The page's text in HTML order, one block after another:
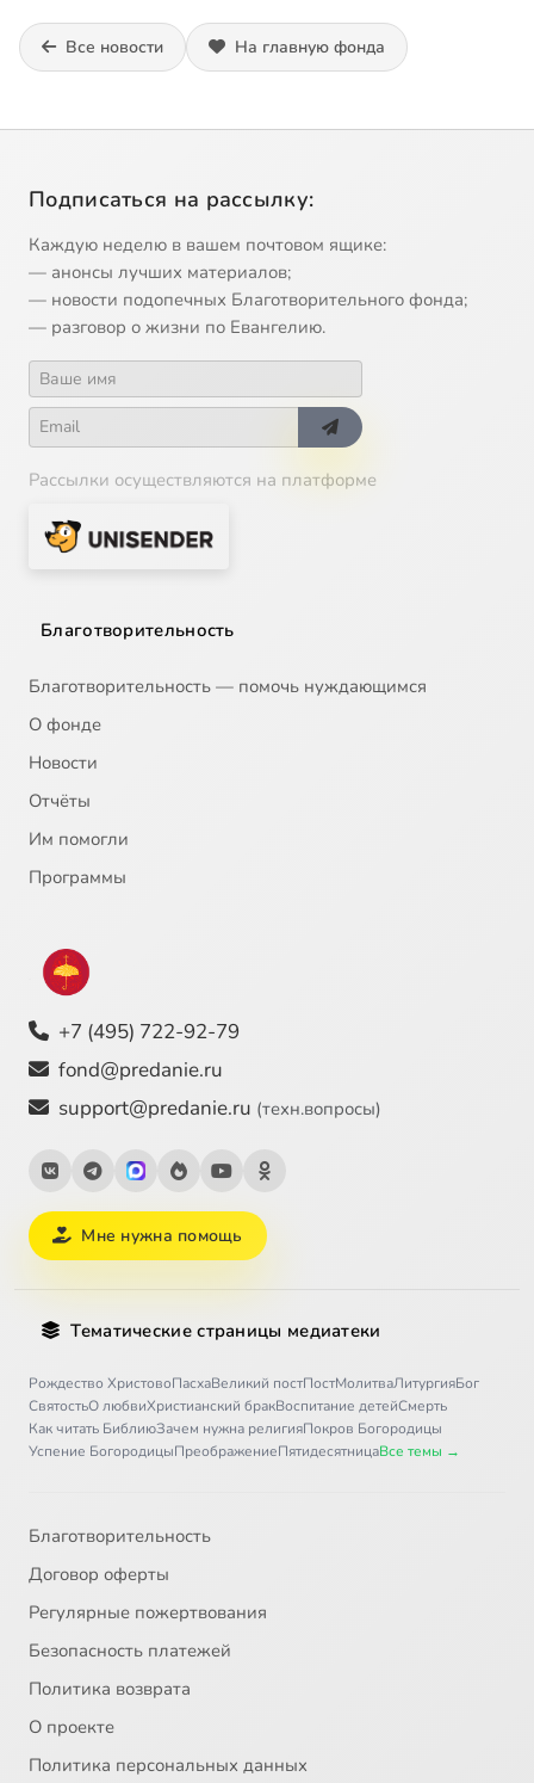
Все новости На главную фонда
Подписаться на рассылку:
Каждую неделю в вашем почтовом ящике:
— анонсы лучших материалов;
— новости подопечных Благотворительного фонда;
— разговор о жизни по Евангелию.
Рассылки осуществляются на платформе
Благотворительность
Благотворительность — помочь нуждающимся
О фонде
Новости
Отчёты
Им помогли
Программы
+7 (495) 722-92-79
fond@predanie.ru
support@predanie.ru (техн.вопросы)
Мне нужна помощь
Тематические страницы медиатеки
Рождество ХристовоПасхаВеликий постПостМолитваЛитургияБог
СвятостьО любвиХристианский бракВоспитание детейСмерть
Как читать БиблиюЗачем нужна религияПокров Богородицы
Успение БогородицыПреображениеПятидесятницаВсе темы →
Благотворительность
Договор оферты
Регулярные пожертвования
Безопасность платежей
Политика возврата
О проекте
Политика персональных данных